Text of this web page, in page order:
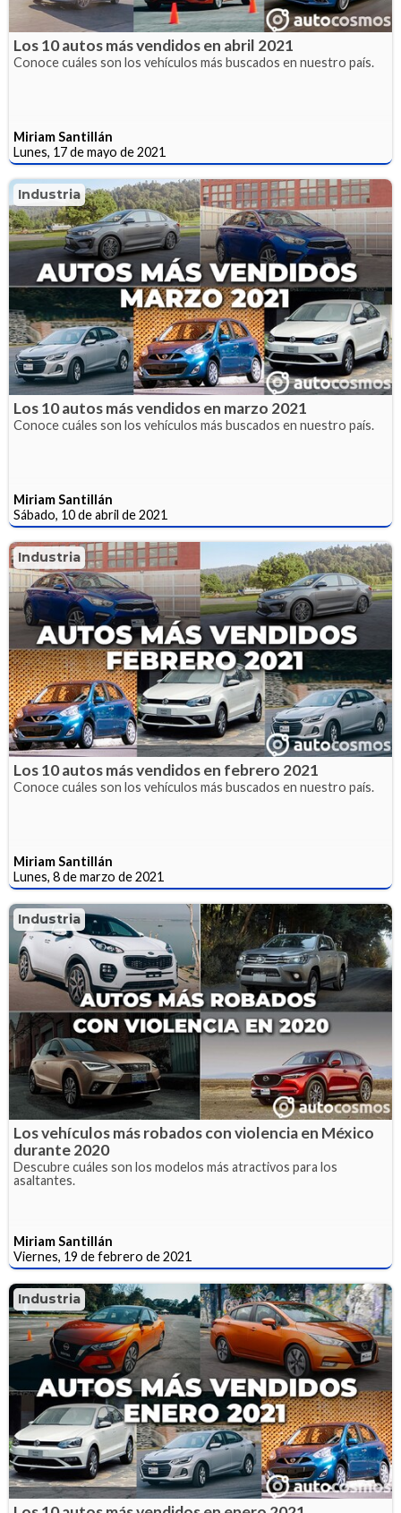
Los 10 autos más vendidos en abril 2021
Conoce cuáles son los vehículos más buscados en nuestro país.
Miriam Santillán
Lunes, 17 de mayo de 2021
Industria
Los 10 autos más vendidos en marzo 2021
Conoce cuáles son los vehículos más buscados en nuestro país.
Miriam Santillán
Sábado, 10 de abril de 2021
Industria
Los 10 autos más vendidos en febrero 2021
Conoce cuáles son los vehículos más buscados en nuestro país.
Miriam Santillán
Lunes, 8 de marzo de 2021
Industria
Los vehículos más robados con violencia en México
durante 2020
Descubre cuáles son los modelos más atractivos para los
asaltantes.
Miriam Santillán
Viernes, 19 de febrero de 2021
Industria